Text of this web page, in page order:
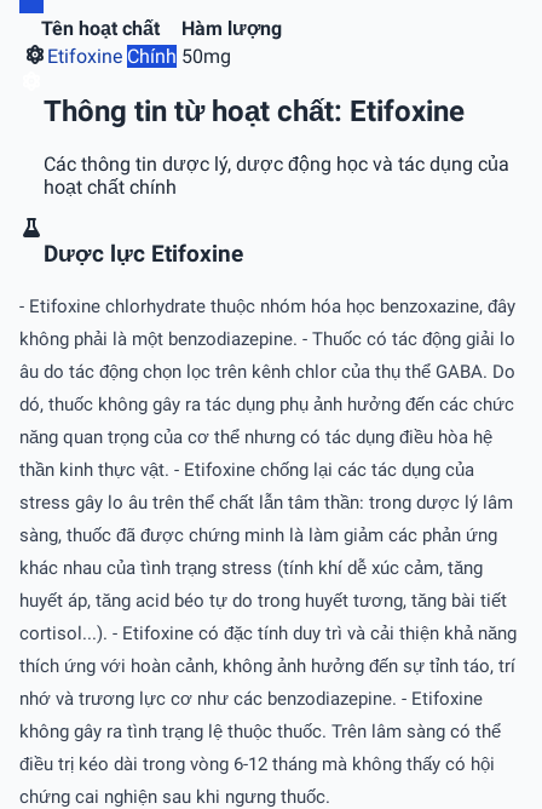
Tên hoạt chất
Hàm lượng
Etifoxine Chính 50mg
Thông tin từ hoạt chất: Etifoxine
Các thông tin dược lý, dược động học và tác dụng của
hoạt chất chính
Dược lực Etifoxine
- Etifoxine chlorhydrate thuộc nhóm hóa học benzoxazine, đây
không phải là một benzodiazepine. - Thuốc có tác động giải lo
âu do tác động chọn lọc trên kênh chlor của thụ thể GABA. Do
dó, thuốc không gây ra tác dụng phụ ảnh hưởng đến các chức
năng quan trọng của cơ thể nhưng có tác dụng điều hòa hệ
thần kinh thực vật. - Etifoxine chống lại các tác dụng của
stress gây lo âu trên thể chất lẫn tâm thần: trong dược lý lâm
sàng, thuốc đã được chứng minh là làm giảm các phản ứng
khác nhau của tình trạng stress (tính khí dễ xúc cảm, tăng
huyết áp, tăng acid béo tự do trong huyết tương, tăng bài tiết
cortisol...). - Etifoxine có đặc tính duy trì và cải thiện khả năng
thích ứng với hoàn cảnh, không ảnh hưởng đến sự tỉnh táo, trí
nhớ và trương lực cơ như các benzodiazepine. - Etifoxine
không gây ra tình trạng lệ thuộc thuốc. Trên lâm sàng có thể
điều trị kéo dài trong vòng 6-12 tháng mà không thấy có hội
chứng cai nghiện sau khi ngưng thuốc.